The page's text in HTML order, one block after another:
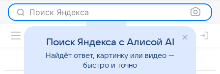
Поиск Яндекса
Поиск Яндекса с Алисой AI
Найдёт ответ, картинку или видео —
быстро и точно